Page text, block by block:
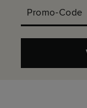
Promo-Code